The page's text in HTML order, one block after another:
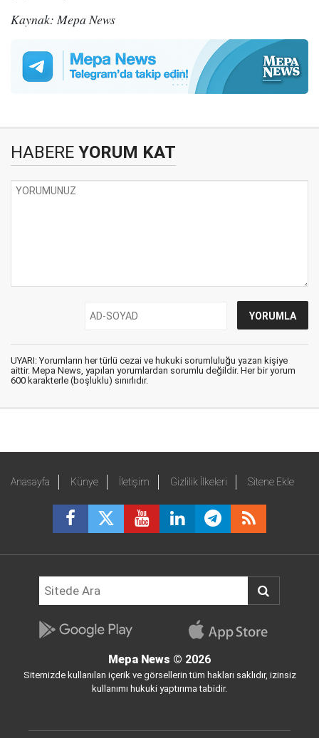
Kaynak: Mepa News
HABERE YORUM KAT
UYARI: Yorumların her türlü cezai ve hukuki sorumluluğu yazan kişiye
aittir. Mepa News, yapılan yorumlardan sorumlu değildir. Her bir yorum
600 karakterle (boşluklu) sınırlıdır.
Anasayfa Künye İletişim Gizlilik İlkeleri Sitene Ekle
Mepa News © 2026
Sitemizde kullanılan içerik ve görsellerin tüm hakları saklıdır, izinsiz
kullanımı hukuki yaptırıma tabidir.